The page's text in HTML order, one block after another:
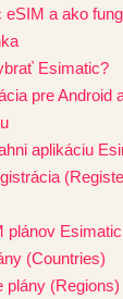
eSIM a ako
Esimatic?
pre Android
aplikáciu
plánov
(Countries)
plány (Regions)